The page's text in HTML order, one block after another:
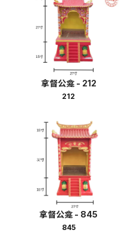
拿督公龛 - 212
212
拿督公龛 - 845
845